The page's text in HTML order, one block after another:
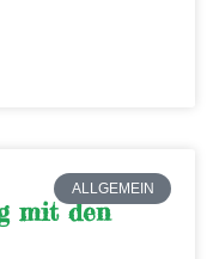
ALLGEMEIN
mit den